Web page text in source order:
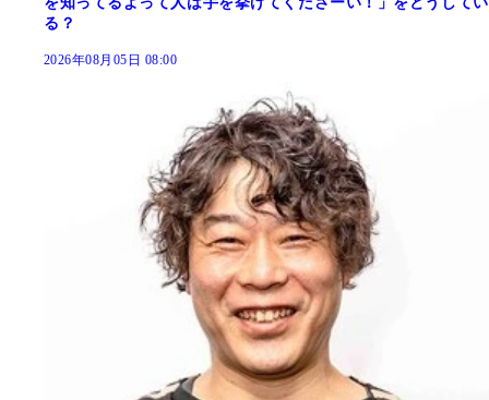
る？
2026年08月05日 08:00